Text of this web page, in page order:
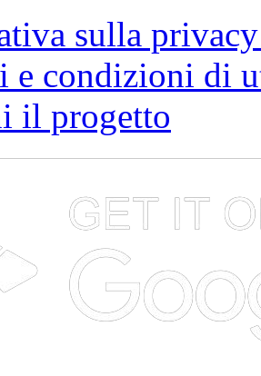
sulla
e condizioni di
il progetto